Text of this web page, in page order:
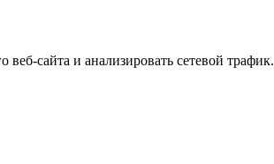
сайта и анализировать сетевой трафик.